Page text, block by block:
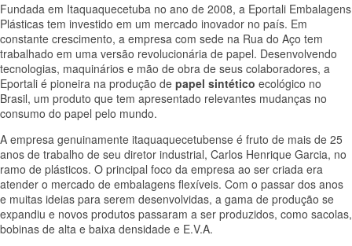
Fundada em Itaquaquecetuba no ano de 2008, a Eportali Embalagens
Plásticas tem investido em um mercado inovador no país. Em
constante crescimento, a empresa com sede na Rua do Aço tem
trabalhado em uma versão revolucionária de papel. Desenvolvendo
tecnologias, maquinários e mão de obra de seus colaboradores, a
Eportali é pioneira na produção de papel sintético ecológico no
Brasil, um produto que tem apresentado relevantes mudanças no
consumo do papel pelo mundo.
A empresa genuinamente itaquaquecetubense é fruto de mais de 25
anos de trabalho de seu diretor industrial, Carlos Henrique Garcia, no
ramo de plásticos. O principal foco da empresa ao ser criada era
atender o mercado de embalagens flexíveis. Com o passar dos anos
e muitas ideias para serem desenvolvidas, a gama de produção se
expandiu e novos produtos passaram a ser produzidos, como sacolas,
bobinas de alta e baixa densidade e E.V.A.